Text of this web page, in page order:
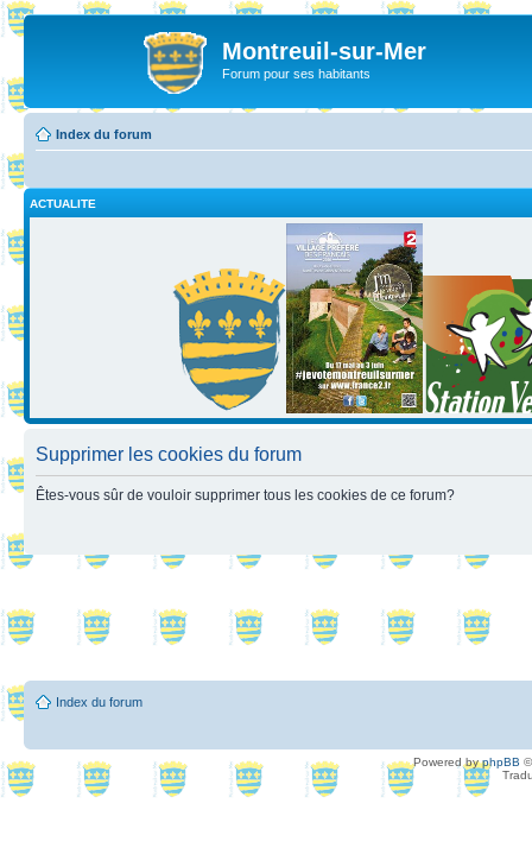
Montreuil-sur-Mer
Forum pour ses habitants
Index du forum
ACTUALITE
Supprimer les cookies du forum
Êtes-vous sûr de vouloir supprimer tous les cookies de ce forum?
Index du forum
Powered byphpBB